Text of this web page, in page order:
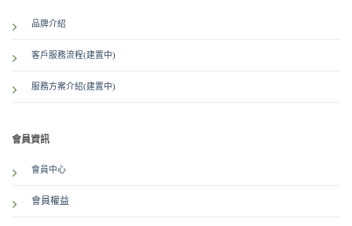
品牌介紹
客戶服務流程(建置中)
服務方案介紹(建置中)
會員資訊
會員中心
會員權益